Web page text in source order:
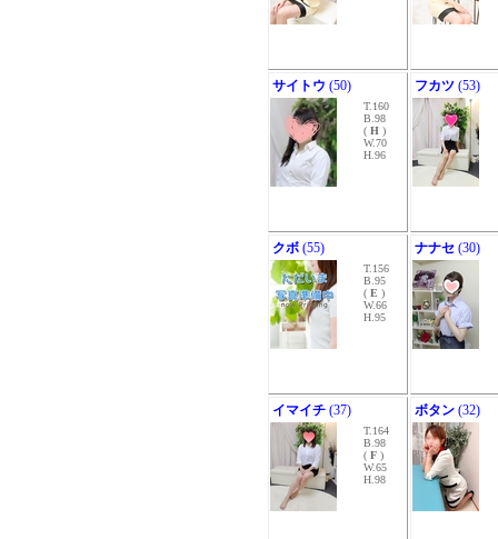
サイトウ (50)
T.160
B.98
( H )
W.70
H.96
フカツ (53)
クボ (55)
T.156
B.95
( E )
W.66
H.95
ナナセ (30)
イマイチ (37)
T.164
B.98
( F )
W.65
H.98
ボタン (32)